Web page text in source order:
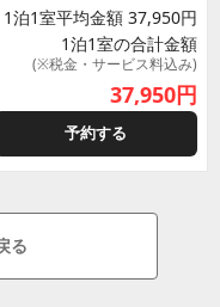
1泊1室平均金額 37,950円
1泊1室の合計金額
(※税金・サービス料込み)
37,950円
予約する
る